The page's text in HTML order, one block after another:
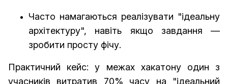
Часто намагаються реалізувати "ідеальну
архітектуру", навіть якщо завдання —
зробити просту фічу.
Практичний кейс: у межах хакатону один з
учасників витратив 70% часу на "ідеальний